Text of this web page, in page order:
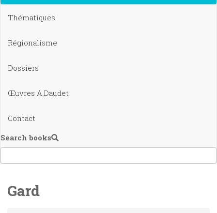
Thématiques
Régionalisme
Dossiers
Œuvres A.Daudet
Contact
Search books
Gard